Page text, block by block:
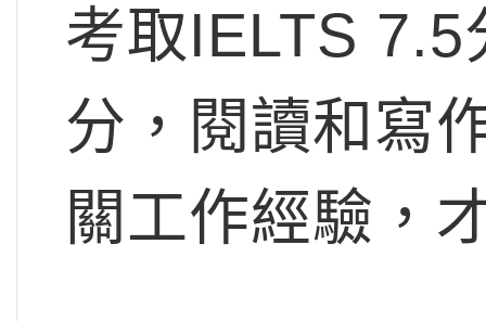
考取IELTS
分，閱讀和寫
關工作經驗，